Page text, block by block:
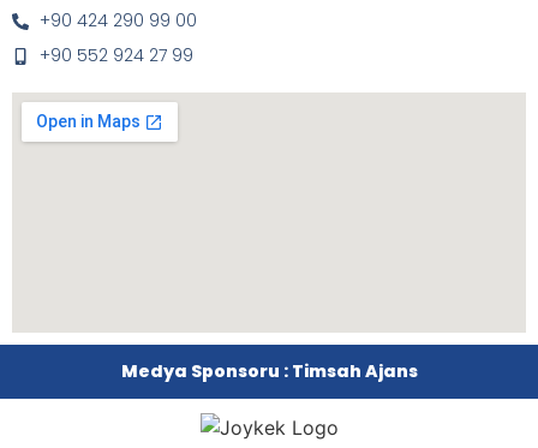
+90 424 290 99 00
+90 552 924 27 99
Medya Sponsoru : Timsah Ajans